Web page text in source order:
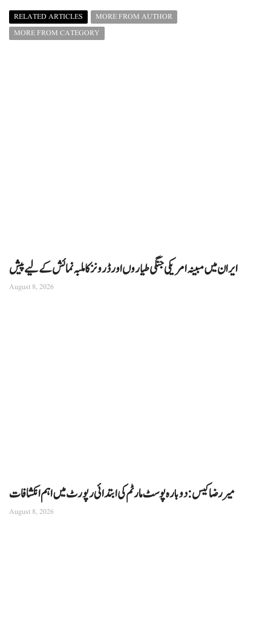
RELATED ARTICLES
MORE FROM AUTHOR
MORE FROM CATEGORY
ایران میں مبینہ امریکی جنگی طیاروں اور ڈرونز کا ملبہ نمائش کے لیے پیش
August 8, 2026
میر رضا کیس: دوبارہ پوسٹ مارٹم کی ابتدائی رپورٹ میں اہم انکشافات
August 8, 2026